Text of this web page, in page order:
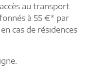
au transport
à 55 €* par
cas de résidences